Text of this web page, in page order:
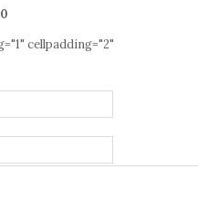
0
cellpadding="2"